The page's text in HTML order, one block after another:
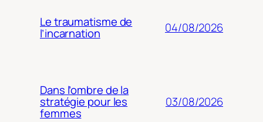
Le traumatisme de
l’incarnation 04/08/2026
Dans l’ombre de la
stratégie pour les
femmes
03/08/2026